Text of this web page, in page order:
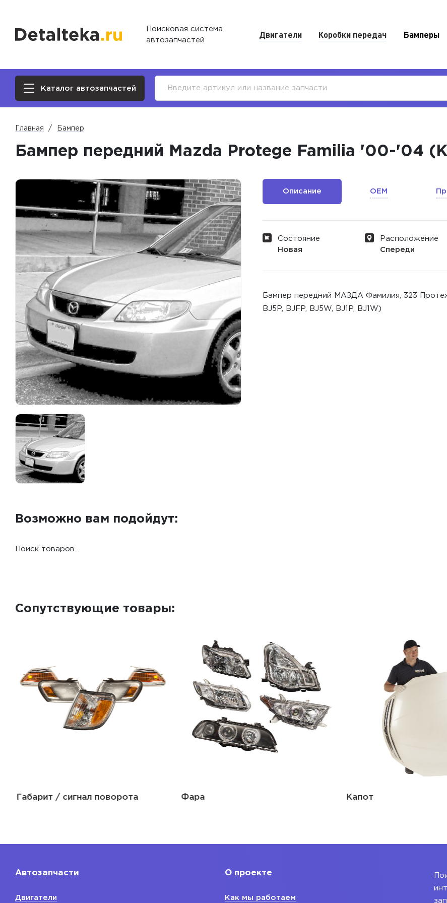
Поисковая система
автозапчастей
Двигатели Коробки передач Бамперы
Каталог автозапчастей
Главная Бампер
Бампер передний Mazda Protege Familia '00-'04
Описание OEM
Состояние
Новая
Расположение
Спереди
Бампер передний МАЗДА Фамилия, 323
BJ5P, BJFP, BJ5W, BJ1P, BJ1W)
Возможно вам подойдут:
Поиск товаров...
Сопутствующие товары:
Габарит / сигнал поворота Фара Капот
Автозапчасти
Двигатели
О проекте
Как мы работаем